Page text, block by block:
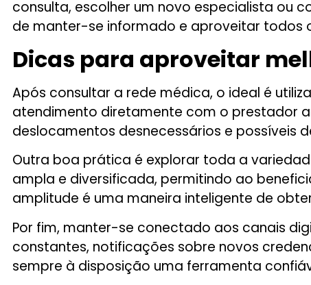
consulta, escolher um novo especialista ou
de manter-se informado e aproveitar todos
Dicas para aproveitar
Após consultar a rede médica, o ideal é
atendimento diretamente com o prestador
deslocamentos desnecessários e possíveis
Outra boa prática é explorar toda a
ampla e diversificada, permitindo ao
amplitude é uma maneira inteligente de
Por fim, manter-se conectado aos canais
constantes, notificações sobre novos
sempre à disposição uma ferramenta